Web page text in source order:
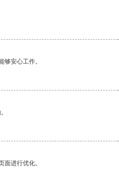
安心工作。
进行优化。